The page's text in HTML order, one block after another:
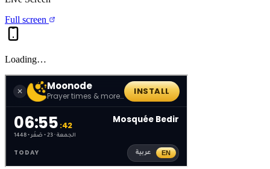
Full screen
Loading…